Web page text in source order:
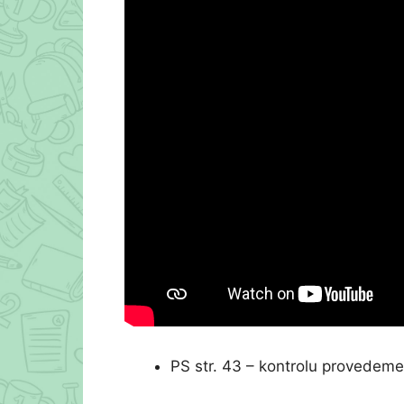
PS str. 43 – kontrolu